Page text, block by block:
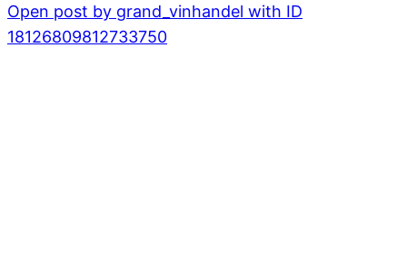
Open post by grand_vinhandel with ID
18126809812733750